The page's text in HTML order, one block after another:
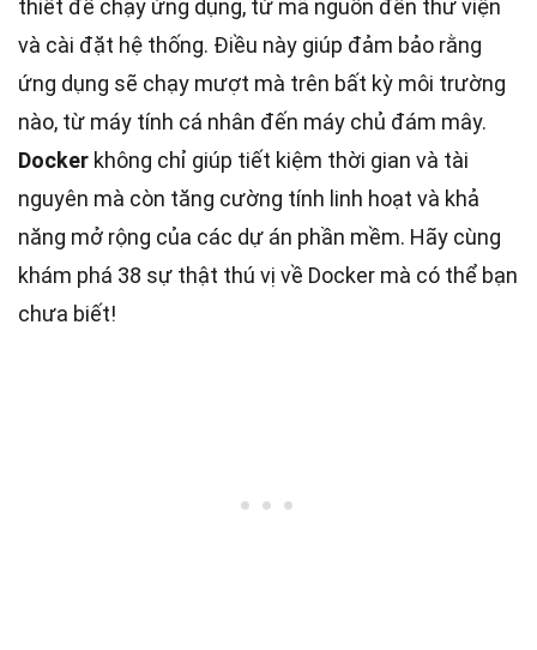
thiết để chạy ứng dụng, từ mã nguồn đến thư viện
và cài đặt hệ thống. Điều này giúp đảm bảo rằng
ứng dụng sẽ chạy mượt mà trên bất kỳ môi trường
nào, từ máy tính cá nhân đến máy chủ đám mây.
Docker không chỉ giúp tiết kiệm thời gian và tài
nguyên mà còn tăng cường tính linh hoạt và khả
năng mở rộng của các dự án phần mềm. Hãy cùng
khám phá 38 sự thật thú vị về Docker mà có thể bạn
chưa biết!